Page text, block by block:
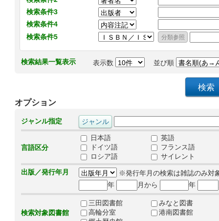
検索条件3
検索条件4
検索条件5
検索結果一覧表示 表示数 並び順
オプション
ジャンル指定
言語区分
日本語
英語
ドイツ語
フランス語
ロシア語
サイレント
出版／発行年月
※発行年月の検索は雑誌のみ対
年
月から 年
検索対象図書館
三田図書館
みなと図書
高輪分室
港南図書館